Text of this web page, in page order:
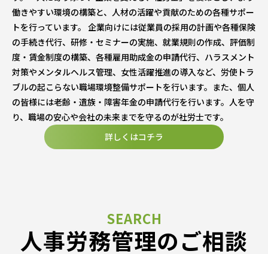
働きやすい環境の構築と、人材の活躍や貢献のための各種サポー
トを行っています。 企業向けには従業員の採用の計画や各種保険
の手続き代行、研修・セミナーの実施、就業規則の作成、評価制
度・賃金制度の構築、各種雇用助成金の申請代行、ハラスメント
対策やメンタルヘルス管理、女性活躍推進の導入など、労使トラ
ブルの起こらない職場環境整備サポートを行います。また、個人
の皆様には老齢・遺族・障害年金の申請代行を行います。人を守
り、職場の安心や会社の未来までを守るのが社労士です。
詳しくはコチラ
人事労務管理のご相談